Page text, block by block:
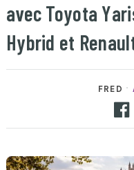
avec Toyota
Hybrid et
FRED